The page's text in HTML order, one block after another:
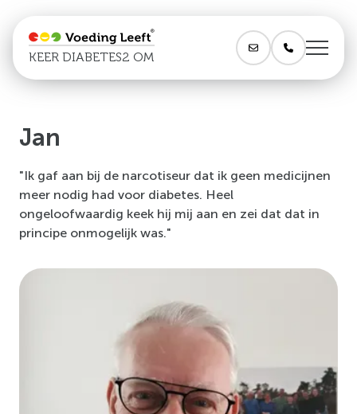
KEER DIABETES2 OM
Jan
"Ik gaf aan bij de narcotiseur dat ik geen medicijnen
meer nodig had voor diabetes. Heel
ongeloofwaardig keek hij mij aan en zei dat dat in
principe onmogelijk was."